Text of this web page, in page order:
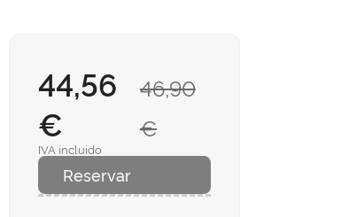
46,90
€
44,56
€
IVA incluido
Reservar